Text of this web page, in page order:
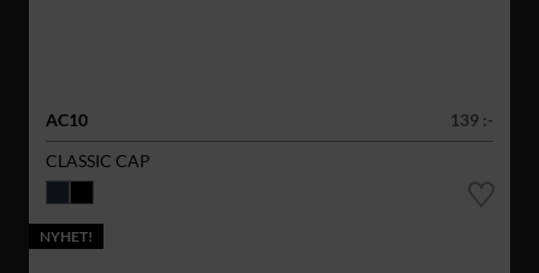
AC10
139 :-
CLASSIC CAP
NYHET!